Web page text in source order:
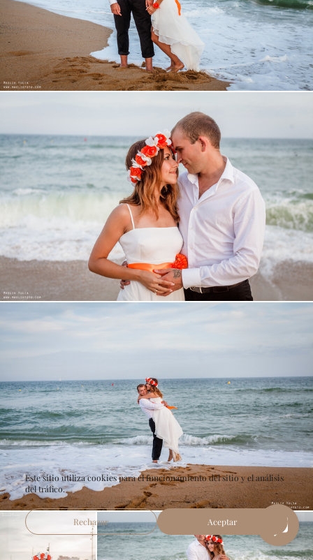
Este sitio utiliza cookies para el funcionamiento del sitio y el análisis
del tráfico.
Rechazar Aceptar